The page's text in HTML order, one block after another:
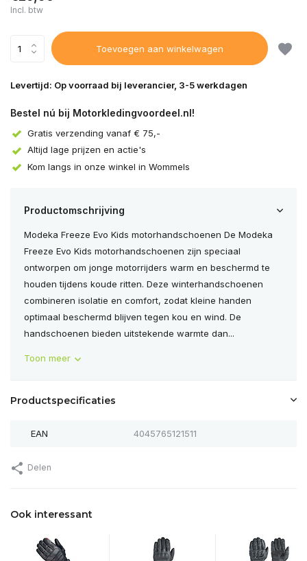
Incl. btw
Toevoegen aan winkelwagen
Levertijd: Op voorraad bij leverancier, 3-5 werkdagen
Bestel nú bij Motorkledingvoordeel.nl!
Gratis verzending vanaf € 75,-
Altijd lage prijzen en actie's
Kom langs in onze winkel in Wommels
Productomschrijving
Modeka Freeze Evo Kids motorhandschoenen De Modeka
Freeze Evo Kids motorhandschoenen zijn speciaal
ontworpen om jonge motorrijders warm en beschermd te
houden tijdens koude ritten. Deze winterhandschoenen
combineren isolatie en comfort, zodat kleine handen
optimaal beschermd blijven tegen kou en wind. De
handschoenen bieden uitstekende warmte dan...
Toon meer
Productspecificaties
EAN 4045765121511
Delen
Ook interessant